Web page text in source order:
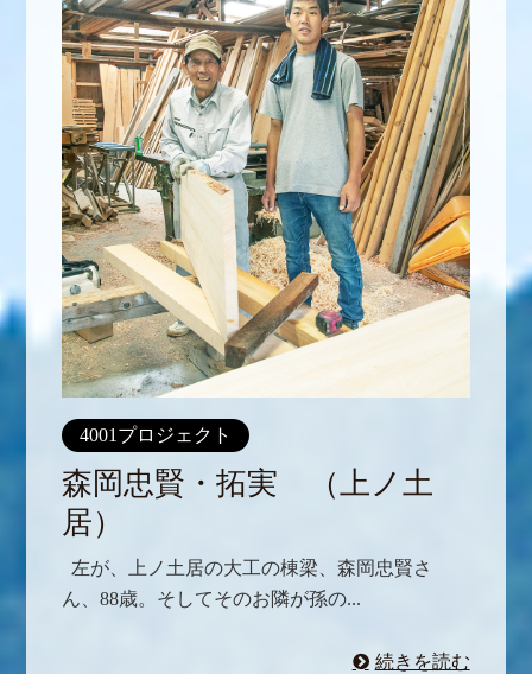
4001プロジェクト
森岡忠賢・拓実 （上ノ土
居）
左が、上ノ土居の大工の棟梁、森岡忠賢さ
ん、88歳。そしてそのお隣が孫の...
続きを読む